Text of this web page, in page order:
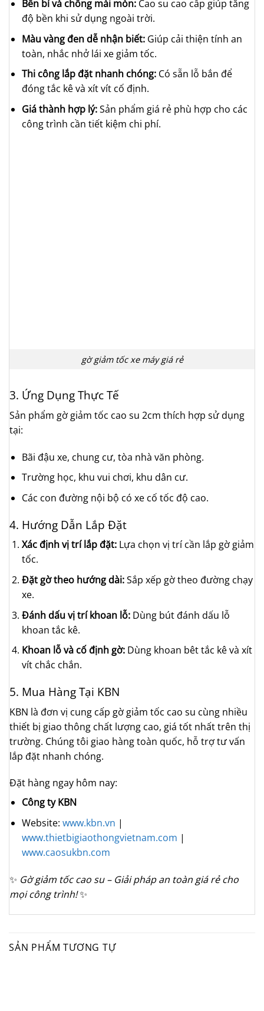
Bền bỉ và chống mài mòn:Cao su cao cấp giúp tăng
độ bền khi sử dụng ngoài trời.
Màu vàng đen dễ nhận biết:Giúp cải thiện tính an
toàn, nhắc nhở lái xe giảm tốc.
Thi công lắp đặt nhanh chóng:Có sẵn lỗ bắn để
đóng tắc kê và xít vít cố định.
Giá thành hợp lý:Sản phẩm giá rẻ phù hợp cho các
công trình cần tiết kiệm chi phí.
gờ giảm tốc xe máy giá rẻ
3. Ứng Dụng Thực Tế
Sản phẩm gờ giảm tốc cao su 2cm thích hợp sử dụng
tại:
Bãi đậu xe, chung cư, tòa nhà văn phòng.
Trường học, khu vui chơi, khu dân cư.
Các con đường nội bộ có xe cố tốc độ cao.
4. Hướng Dẫn Lắp Đặt
Xác định vị trí lắp đặt:Lựa chọn vị trí cần lắp gờ giảm
tốc.
Đặt gờ theo hướng dài:Sắp xếp gờ theo đường chạy
xe.
Đánh dấu vị trí khoan lỗ:Dùng bút đánh dấu lỗ
khoan tắc kê.
Khoan lỗ và cố định gờ:Dùng khoan bêt tắc kê và xít
vít chắc chắn.
5. Mua Hàng Tại KBN
KBN là đơn vị cung cấp gờ giảm tốc cao su cùng nhiều
thiết bị giao thông chất lượng cao, giá tốt nhất trên thị
trường. Chúng tôi giao hàng toàn quốc, hỗ trợ tư vấn
lắp đặt nhanh chóng.
Đặt hàng ngay hôm nay:
Công ty KBN
Website: www.kbn.vn |
www.thietbigiaothongvietnam.com |
www.caosukbn.com
✨ Gờ giảm tốc cao su – Giải pháp an toàn giá rẻ cho
mọi công trình!✨
SẢN PHẨM TƯƠNG TỰ